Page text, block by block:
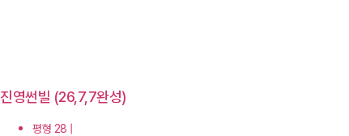
진영썬빌 (26,7,7완성)
평형 28 |